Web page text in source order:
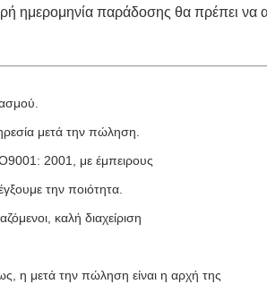
ημερομηνία παράδοσης θα πρέπει να
μετά την πώληση.
2001, με έμπειρους
την ποιότητα.
καλή διαχείριση
η μετά την πώληση είναι η αρχή της